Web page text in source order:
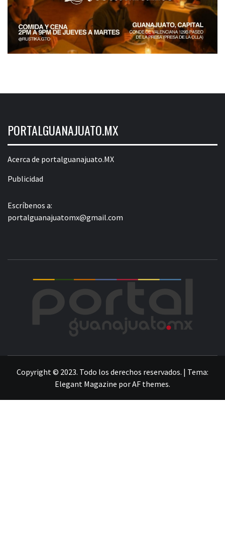
PORTALGUANAJUATO.MX
Acerca de portalguanajuato.MX
Publicidad
Escríbenos a:
portalguanajuatomx@gmail.com
Copyright © 2023. Todo los derechos reservados. | Tema:
Elegant Magazine porAF themes.